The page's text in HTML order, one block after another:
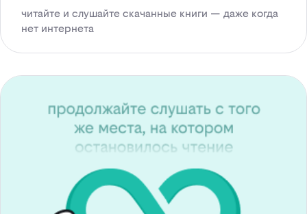
читайте и слушайте скачанные книги — даже когда
нет интернета